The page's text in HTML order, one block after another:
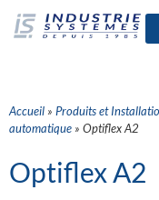
Accueil » Produits et
automatique » Optiflex A2
Optiflex A2